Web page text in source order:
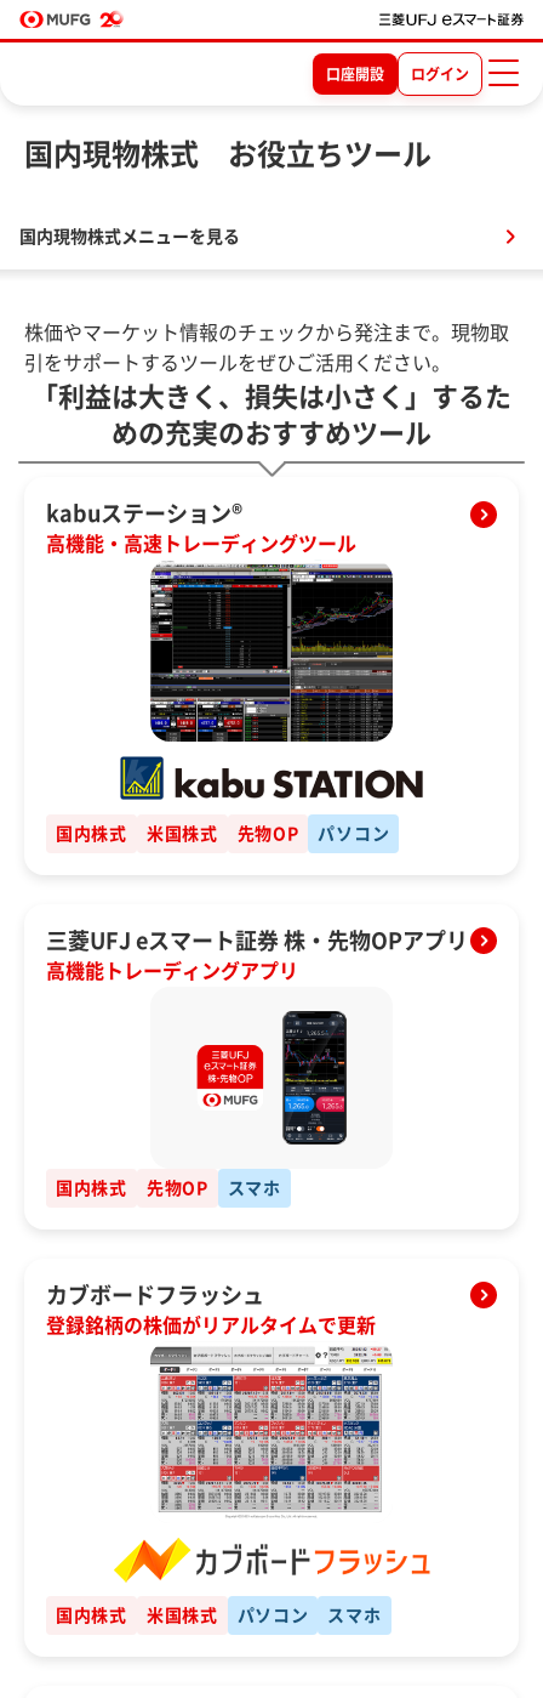
口座開設 ログイン
国内現物株式 お役立ちツール
株価やマーケット情報のチェックから発注まで。現物取
引をサポートするツールをぜひご活用ください。
「利益は大きく、損失は小さく」するた
めの充実のおすすめツール
kabuステーション®
高機能・高速トレーディングツール
国内株式 米国株式 先物OP パソコン
三菱UFJ eスマート証券 株・先物OPアプリ
高機能トレーディングアプリ
国内株式 先物OP スマホ
カブボードフラッシュ
登録銘柄の株価がリアルタイムで更新
国内株式 米国株式 パソコン スマホ
国内現物株式メニューを見る